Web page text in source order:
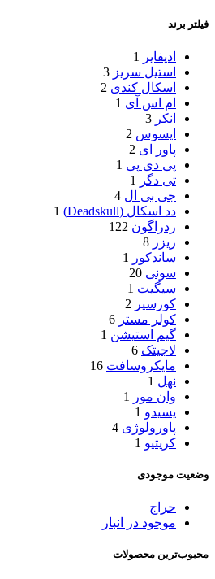
فیلتر برند
ادیفایر
1
استیل سریز 3
اسکال کندی 2
ام اس آی 1
انکر 3
ایسوس 2
پاور ای 2
پی دی پی 1
تی دگر
1
جی بی ال 4
دد اسکال (Deadskull)
1
ردراگون 122
ریزر 8
ساندکور
1
سونی 20
سیگیت 1
کورسیر 2
کولر مستر 6
گیم استیشن 1
لاجیتک 6
مایکروسافت 16
نهل 1
وان مور
1
یسیدو 1
پاورولوژی 4
کریتیو 1
وضعیت موجودی
حراج
موجود در انبار
محبوب‌ترین محصولات